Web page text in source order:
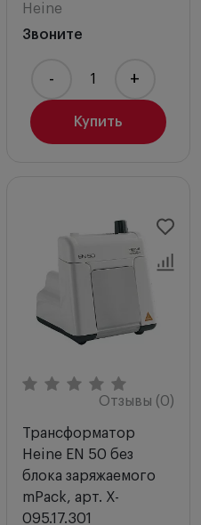
Heine
Звоните
Купить
- +
Отзывы (0)
Трансформатор
Heine EN 50 без
блока заряжаемого
mPack, арт. X-
095.17.301